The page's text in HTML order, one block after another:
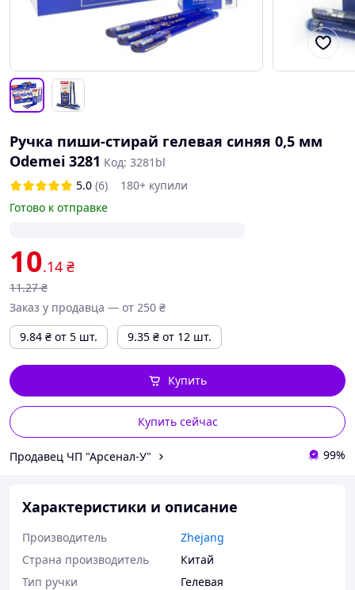
Ручка пиши-стирай гелевая синяя 0,5 мм
Odemei 3281 Код: 3281bl
5.0 (6)
180+ купили
Готово к отправке
10.14 ₴
11.27 ₴
Заказ у продавца — от 250 ₴
9.84 ₴ от 5 шт. 9.35 ₴ от 12 шт.
Купить сейчас
Купить
Продавец ЧП "Арсенал-У" 99%
Характеристики и описание
Производитель
Zhejang
Страна производитель
Китай
Тип ручки
Гелевая